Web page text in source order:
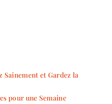
Sainement et Gardez la
pour une Semaine